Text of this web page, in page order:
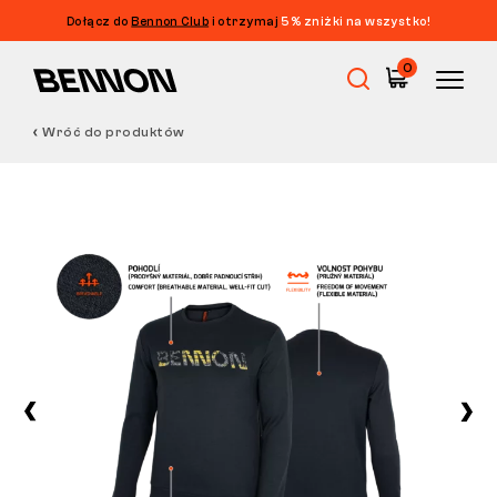
Dołącz doBennon Club i otrzymaj 5% zniżki na wszystko!
0
Barefoot
Obuwie casualowe
Wróć do produktów